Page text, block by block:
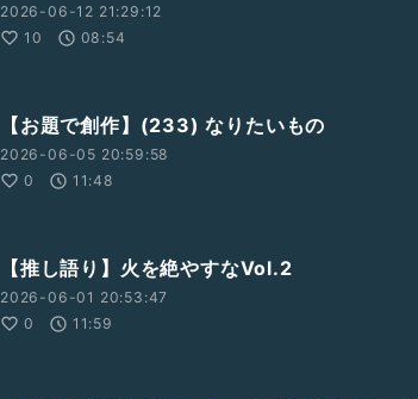
2026-06-12 21:29:12
10
08:54
【お題で創作】(233) なりたいもの
2026-06-05 20:59:58
0
11:48
【推し語り】火を絶やすなVol.2
2026-06-01 20:53:47
0
11:59